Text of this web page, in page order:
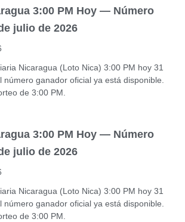
3:00 PM Hoy — Número
julio de 2026
Nicaragua (Loto Nica) 3:00 PM hoy 31
número ganador oficial ya está disponible.
de 3:00 PM.
3:00 PM Hoy — Número
julio de 2026
Nicaragua (Loto Nica) 3:00 PM hoy 31
número ganador oficial ya está disponible.
de 3:00 PM.